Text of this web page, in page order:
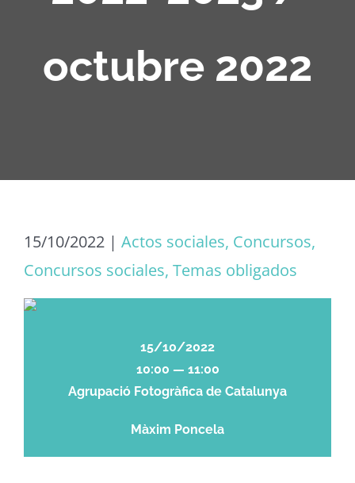
octubre 2022
15/10/2022 | Actos sociales, Concursos,
Concursos sociales, Temas obligados
15/10/2022
10:00 — 11:00
Agrupació Fotogràfica de Catalunya
Màxim Poncela